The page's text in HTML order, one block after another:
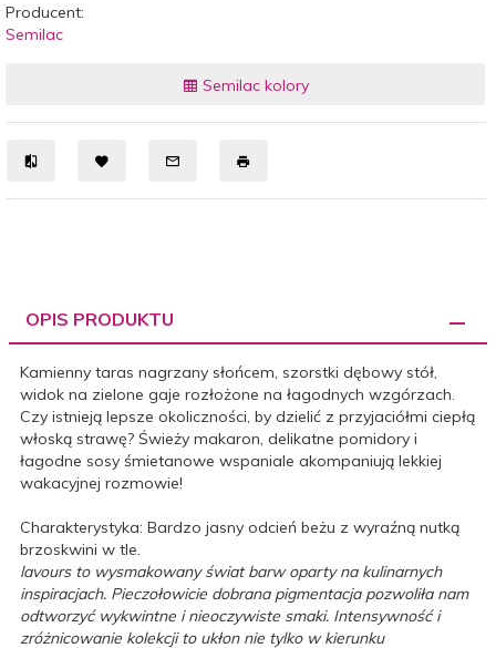
Producent:
Semilac
Semilac kolory
OPIS PRODUKTU
Kamienny taras nagrzany słońcem, szorstki dębowy stół,
widok na zielone gaje rozłożone na łagodnych wzgórzach.
Czy istnieją lepsze okoliczności, by dzielić z przyjaciółmi ciepłą
włoską strawę? Świeży makaron, delikatne pomidory i
łagodne sosy śmietanowe wspaniale akompaniują lekkiej
wakacyjnej rozmowie!
Charakterystyka: Bardzo jasny odcień beżu z wyraźną nutką
brzoskwini w tle.
lavoursto wysmakowany świat barw oparty na kulinarnych
inspiracjach. Pieczołowicie dobrana pigmentacja pozwoliła nam
odtworzyć wykwintne i nieoczywiste smaki. Intensywność i
zróżnicowanie kolekcji to ukłon nie tylko w kierunku